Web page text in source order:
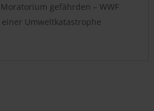
gefährden – WWF
Umweltkatastrophe